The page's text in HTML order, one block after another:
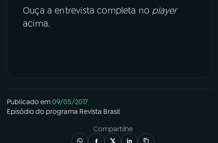
Ouça a entrevista completa no player
acima.
Publicado em09/05/2017
Episódio do programa Revista Brasil
Compartilhe